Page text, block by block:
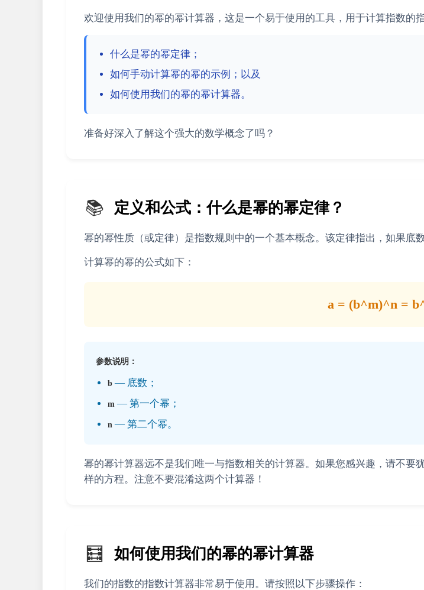
欢迎使用我们的幂的幂计算器，这是一个易于使用的工具，用于计算指数的
什么是幂的幂定律；
如何手动计算幂的幂的示例；以及
如何使用我们的幂的幂计算器。
准备好深入了解这个强大的数学概念了吗？
📚 定义和公式：什么是幂的幂定律？
幂的幂性质（或定律）是指数规则中的一个基本概念。该定律指出，如果底
计算幂的幂的公式如下：
a = (b^m)^n =
参数说明：
b — 底数；
m — 第一个幂；
n — 第二个幂。
幂的幂计算器远不是我们唯一与指数相关的计算器。如果您感兴趣，请不要
样的方程。注意不要混淆这两个计算器！
🧮 如何使用我们的幂的幂计算器
我们的指数的指数计算器非常易于使用。请按照以下步骤操作：